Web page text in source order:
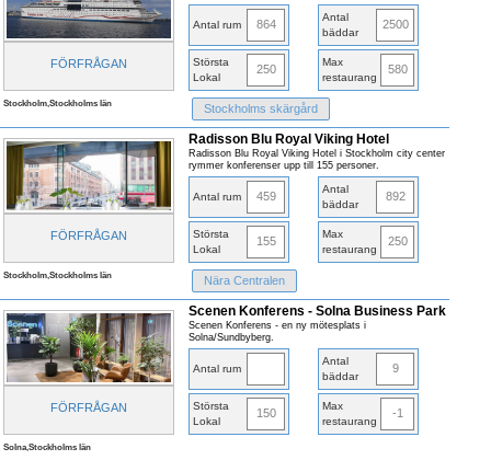
FÖRFRÅGAN
Antal rum 864
Antal
bäddar
2500
Största
Lokal
250
Max
restaurang
580
Stockholm,Stockholms län Stockholms skärgård
FÖRFRÅGAN
Radisson Blu Royal Viking Hotel
Radisson Blu Royal Viking Hotel i Stockholm city center
rymmer konferenser upp till 155 personer.
Antal rum 459
Antal
bäddar
892
Största
Lokal
155
Max
restaurang
250
Stockholm,Stockholms län Nära Centralen
FÖRFRÅGAN
Scenen Konferens - Solna Business Park
Scenen Konferens - en ny mötesplats i
Solna/Sundbyberg.
Antal rum
Antal
bäddar
9
Största
Lokal
150
Max
restaurang
-1
Solna,Stockholms län